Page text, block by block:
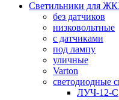
Светильники для
без датчиков
низковольтные
с датчиками
под лампу
уличные
Varton
светодиодные
ЛУЧ-12-С